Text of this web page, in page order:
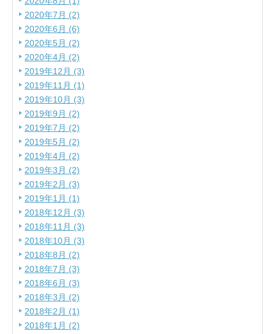
2020年7月 (2)
2020年6月 (6)
2020年5月 (2)
2020年4月 (2)
2019年12月 (3)
2019年11月 (1)
2019年10月 (3)
2019年9月 (2)
2019年7月 (2)
2019年5月 (2)
2019年4月 (2)
2019年3月 (2)
2019年2月 (3)
2019年1月 (1)
2018年12月 (3)
2018年11月 (3)
2018年10月 (3)
2018年8月 (2)
2018年7月 (3)
2018年6月 (3)
2018年3月 (2)
2018年2月 (1)
2018年1月 (2)